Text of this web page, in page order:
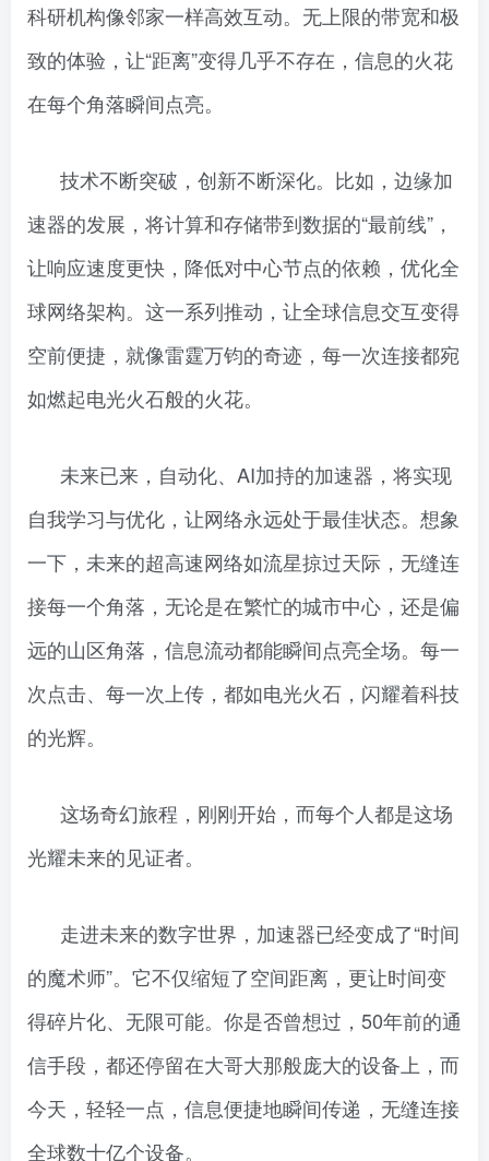
科研机构像邻家一样高效互动。无上限的带宽和极
致的体验，让“距离”变得几乎不存在，信息的火花
在每个角落瞬间点亮。
技术不断突破，创新不断深化。比如，边缘加
速器的发展，将计算和存储带到数据的“最前线”，
让响应速度更快，降低对中心节点的依赖，优化全
球网络架构。这一系列推动，让全球信息交互变得
空前便捷，就像雷霆万钧的奇迹，每一次连接都宛
如燃起电光火石般的火花。
未来已来，自动化、AI加持的加速器，将实现
自我学习与优化，让网络永远处于最佳状态。想象
一下，未来的超高速网络如流星掠过天际，无缝连
接每一个角落，无论是在繁忙的城市中心，还是偏
远的山区角落，信息流动都能瞬间点亮全场。每一
次点击、每一次上传，都如电光火石，闪耀着科技
的光辉。
这场奇幻旅程，刚刚开始，而每个人都是这场
光耀未来的见证者。
走进未来的数字世界，加速器已经变成了“时间
的魔术师”。它不仅缩短了空间距离，更让时间变
得碎片化、无限可能。你是否曾想过，50年前的通
信手段，都还停留在大哥大那般庞大的设备上，而
今天，轻轻一点，信息便捷地瞬间传递，无缝连接
全球数十亿个设备。